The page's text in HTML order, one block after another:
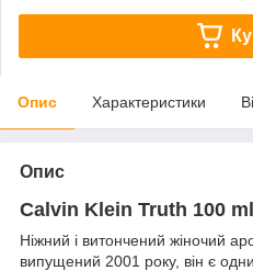
Опис Характеристики
Опис
Calvin Klein Truth 100
Ніжний і витончений жіночий
випущений 2001 року, він є